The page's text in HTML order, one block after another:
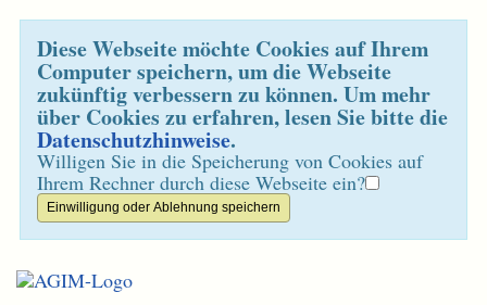
Diese Webseite möchte Cookies auf Ihrem
Computer speichern, um die Webseite
zukünftig verbessern zu können. Um mehr
über Cookies zu erfahren, lesen Sie bitte die
Datenschutzhinweise.
Willigen Sie in die Speicherung von Cookies auf
Ihrem Rechner durch diese Webseite ein?